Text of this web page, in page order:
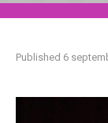
Published 6